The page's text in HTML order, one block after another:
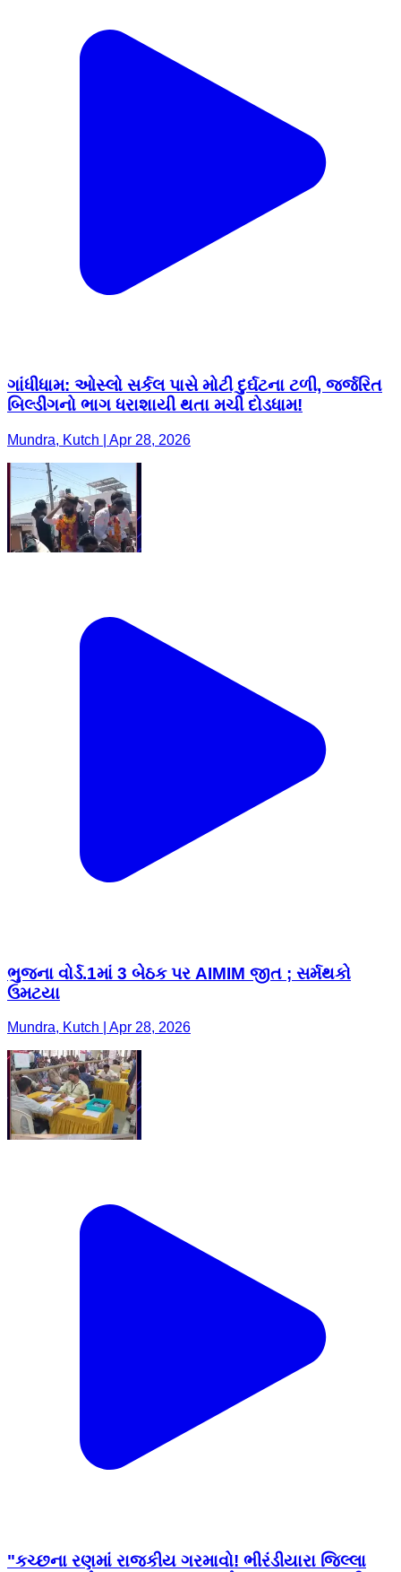
ગાંધીધામ: ઓસ્લો સર્કલ પાસે મોટી દુર્ઘટના ટળી, જર્જરિત
બિલ્ડીંગનો ભાગ ધરાશાયી થતા મચી દોડધામ!
Mundra, Kutch | Apr 28, 2026
ભુજના વોર્ડ.1માં 3 બેઠક પર AIMIM જીત ; સર્મથકો
ઉમટયા
Mundra, Kutch | Apr 28, 2026
"કચ્છના રણમાં રાજકીય ગરમાવો! ભીરંડીયારા જિલ્લા